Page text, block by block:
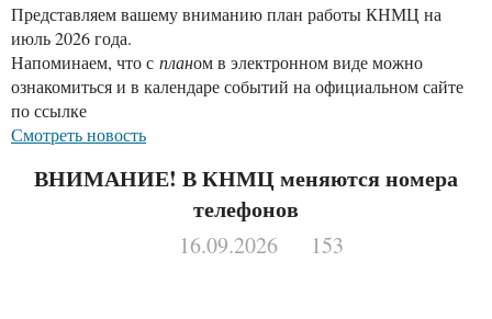
Представляем вашему вниманию план работы КНМЦ на
июль 2026 года.
Напоминаем, что с планом в электронном виде можно
ознакомиться и в календаре событий на официальном сайте
по ссылке
Смотреть новость
ВНИМАНИЕ! В КНМЦ меняются номера
телефонов
16.09.2026 153